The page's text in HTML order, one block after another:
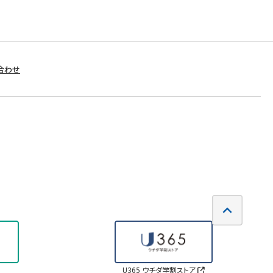
わせ
U365 ウチダ学割ストア